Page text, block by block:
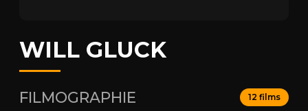
WILL GLUCK
FILMOGRAPHIE 12 films